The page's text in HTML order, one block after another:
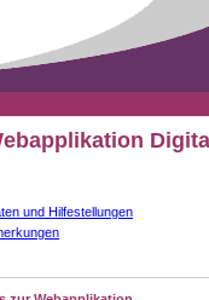
und Hilfestellungen